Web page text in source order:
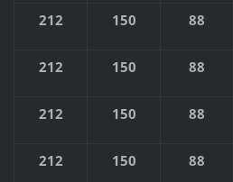
212 150 88
212 150 88
212 150 88
212 150 88